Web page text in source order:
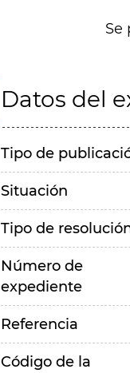
Se
Datos del
Tipo de
Situación
Tipo de
Número de
expediente
Referencia
Código de la